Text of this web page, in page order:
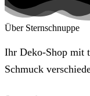
Über Sternschnuppe
Ihr Deko-Shop mit
Schmuck